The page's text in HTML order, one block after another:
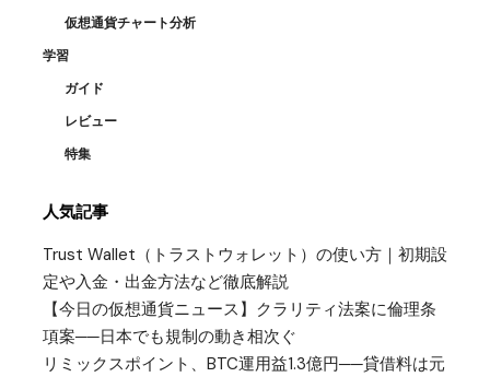
仮想通貨チャート分析
学習
ガイド
レビュー
特集
人気記事
Trust Wallet（トラストウォレット）の使い方｜初期設
定や入金・出金方法など徹底解説
【今日の仮想通貨ニュース】クラリティ法案に倫理条
項案──日本でも規制の動き相次ぐ
リミックスポイント、BTC運用益1.3億円──貸借料は元